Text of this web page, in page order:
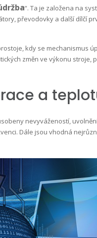
“. Ta je založena na
převodovky a další dílčí
kdy se mechanismus
změn ve výkonu
a
nevyvážeností,
Dále jsou vhodná